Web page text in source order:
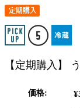
【定期購入】
価格: